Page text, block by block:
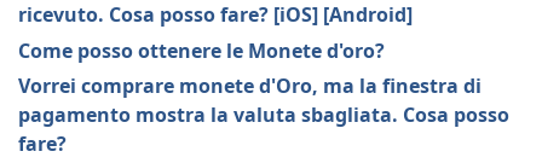
ricevuto. Cosa posso fare? [iOS] [Android]
Come posso ottenere le Monete d'oro?
Vorrei comprare monete d'Oro, ma la finestra di
pagamento mostra la valuta sbagliata. Cosa posso
fare?